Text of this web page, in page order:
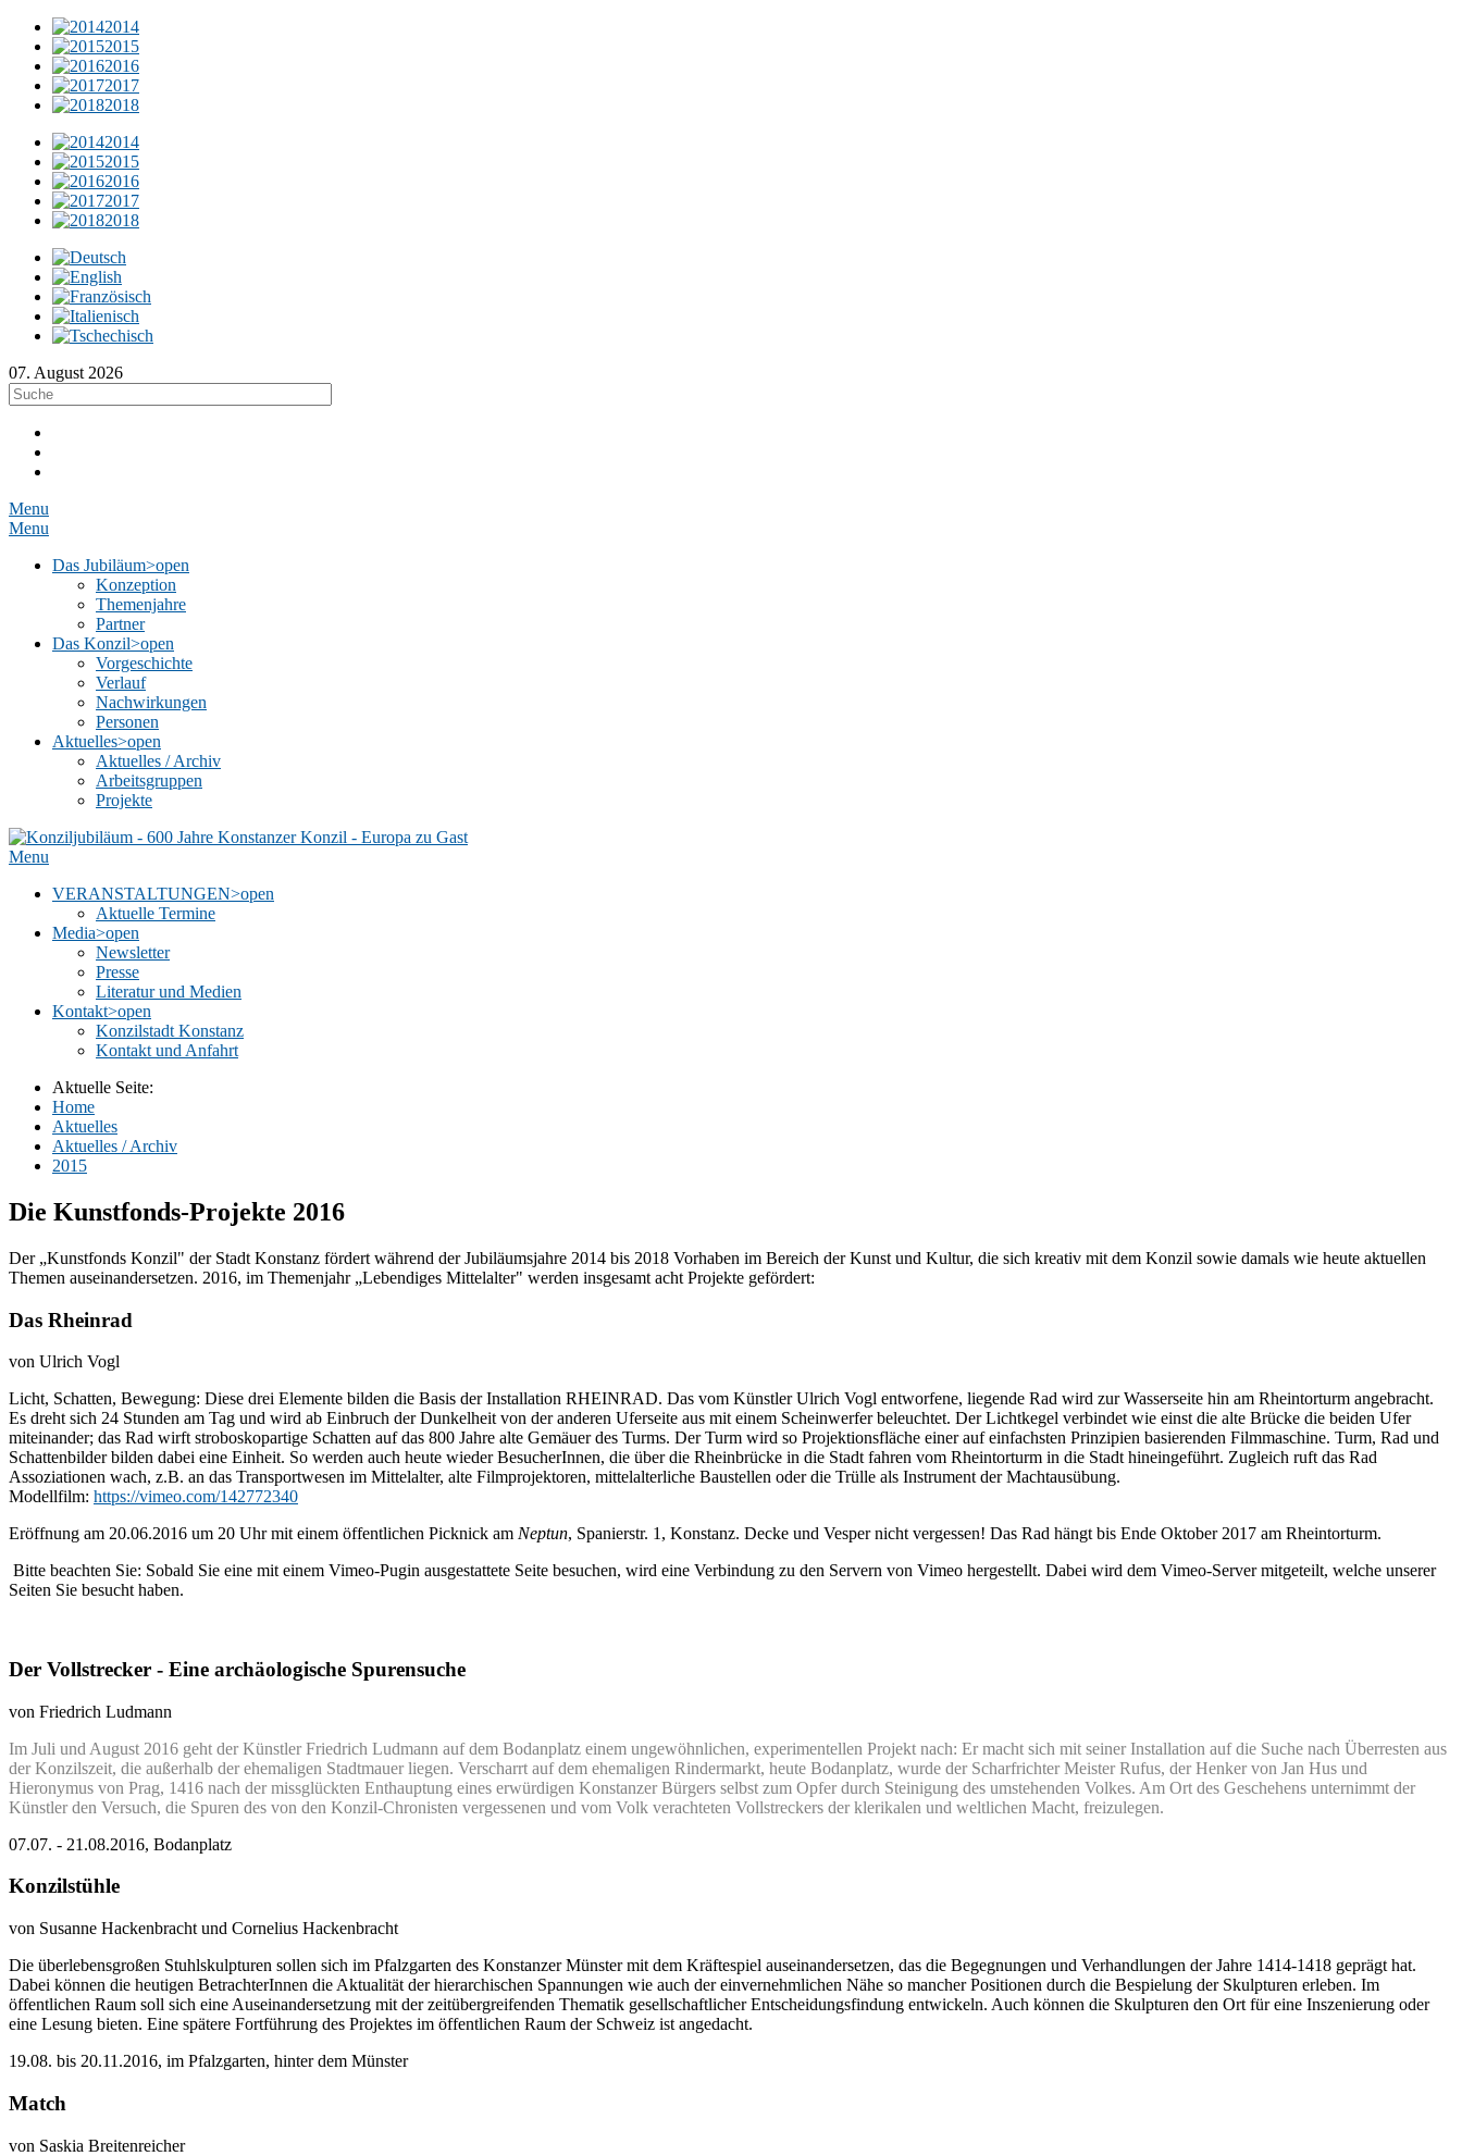
2014
2015
2016
2017
2018
2014
2015
2016
2017
2018
07. August 2026
Menu
Menu
Das Jubiläum>open
Konzeption
Themenjahre
Partner
Das Konzil>open
Vorgeschichte
Verlauf
Nachwirkungen
Personen
Aktuelles>open
Aktuelles / Archiv
Arbeitsgruppen
Projekte
Menu
VERANSTALTUNGEN>open
Aktuelle Termine
Media>open
Newsletter
Presse
Literatur und Medien
Kontakt>open
Konzilstadt Konstanz
Kontakt und Anfahrt
Aktuelle Seite:
Home
Aktuelles
Aktuelles / Archiv
2015
Die Kunstfonds-Projekte 2016
Der „Kunstfonds Konzil" der Stadt Konstanz fördert während der Jubiläumsjahre 2014 bis 2018 Vorhaben im Bereich der Kunst und Kultur, die sich kreativ mit dem Konzil sowie damals wie heute aktuellen
Themen auseinandersetzen. 2016, im Themenjahr „Lebendiges Mittelalter" werden insgesamt acht Projekte gefördert:
Das Rheinrad
von Ulrich Vogl
Licht, Schatten, Bewegung: Diese drei Elemente bilden die Basis der Installation RHEINRAD. Das vom Künstler Ulrich Vogl entworfene, liegende Rad wird zur Wasserseite hin am Rheintorturm angebracht.
Es dreht sich 24 Stunden am Tag und wird ab Einbruch der Dunkelheit von der anderen Uferseite aus mit einem Scheinwerfer beleuchtet. Der Lichtkegel verbindet wie einst die alte Brücke die beiden Ufer
miteinander; das Rad wirft stroboskopartige Schatten auf das 800 Jahre alte Gemäuer des Turms. Der Turm wird so Projektionsfläche einer auf einfachsten Prinzipien basierenden Filmmaschine. Turm, Rad und
Schattenbilder bilden dabei eine Einheit. So werden auch heute wieder BesucherInnen, die über die Rheinbrücke in die Stadt fahren vom Rheintorturm in die Stadt hineingeführt. Zugleich ruft das Rad
Assoziationen wach, z.B. an das Transportwesen im Mittelalter, alte Filmprojektoren, mittelalterliche Baustellen oder die Trülle als Instrument der Machtausübung.
Modellfilm: https://vimeo.com/142772340
Eröffnung am 20.06.2016 um 20 Uhr mit einem öffentlichen Picknick am Neptun, Spanierstr. 1, Konstanz. Decke und Vesper nicht vergessen! Das Rad hängt bis Ende Oktober 2017 am Rheintorturm.
Bitte beachten Sie: Sobald Sie eine mit einem Vimeo-Pugin ausgestattete Seite besuchen, wird eine Verbindung zu den Servern von Vimeo hergestellt. Dabei wird dem Vimeo-Server mitgeteilt, welche unserer
Seiten Sie besucht haben.
Der Vollstrecker - Eine archäologische Spurensuche
von Friedrich Ludmann
Im Juli und August 2016 geht der Künstler Friedrich Ludmann auf dem Bodanplatz einem ungewöhnlichen, experimentellen Projekt nach: Er macht sich mit seiner Installation auf die Suche nach Überresten aus
der Konzilszeit, die außerhalb der ehemaligen Stadtmauer liegen. Verscharrt auf dem ehemaligen Rindermarkt, heute Bodanplatz, wurde der Scharfrichter Meister Rufus, der Henker von Jan Hus und
Hieronymus von Prag, 1416 nach der missglückten Enthauptung eines erwürdigen Konstanzer Bürgers selbst zum Opfer durch Steinigung des umstehenden Volkes. Am Ort des Geschehens unternimmt der
Künstler den Versuch, die Spuren des von den Konzil-Chronisten vergessenen und vom Volk verachteten Vollstreckers der klerikalen und weltlichen Macht, freizulegen.
07.07. - 21.08.2016, Bodanplatz
Konzilstühle
von Susanne Hackenbracht und Cornelius Hackenbracht
Die überlebensgroßen Stuhlskulpturen sollen sich im Pfalzgarten des Konstanzer Münster mit dem Kräftespiel auseinandersetzen, das die Begegnungen und Verhandlungen der Jahre 1414-1418 geprägt hat.
Dabei können die heutigen BetrachterInnen die Aktualität der hierarchischen Spannungen wie auch der einvernehmlichen Nähe so mancher Positionen durch die Bespielung der Skulpturen erleben. Im
öffentlichen Raum soll sich eine Auseinandersetzung mit der zeitübergreifenden Thematik gesellschaftlicher Entscheidungsfindung entwickeln. Auch können die Skulpturen den Ort für eine Inszenierung oder
eine Lesung bieten. Eine spätere Fortführung des Projektes im öffentlichen Raum der Schweiz ist angedacht.
19.08. bis 20.11.2016, im Pfalzgarten, hinter dem Münster
Match
von Saskia Breitenreicher